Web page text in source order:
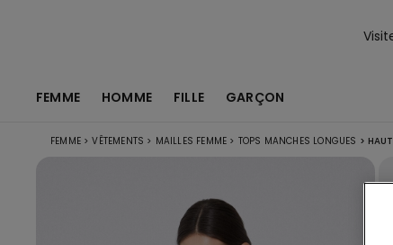
FEMME HOMME FILLE GARÇON
FEMME > VÊTEMENTS > MAILLES FEMME > TOPS MANCHES LONGUES >